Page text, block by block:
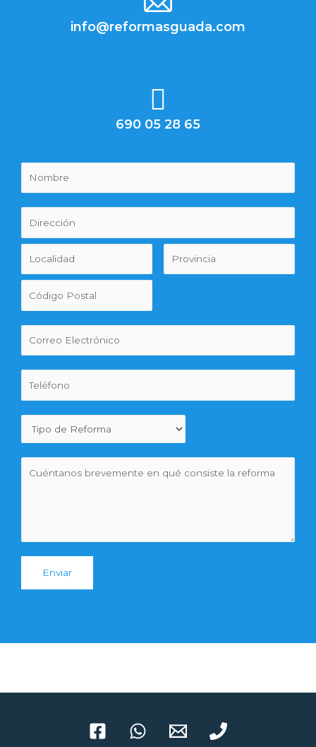
info@reformasguada.com
690 05 28 65
Enviar